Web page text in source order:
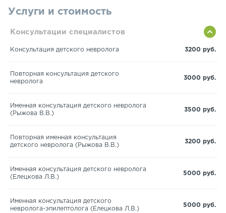
Услуги и стоимость
Консультации специалистов
Консультация детского невролога 3200 руб.
Повторная консультация детского
невролога
3000 руб.
Именная консультация детского невролога
(Рыжова В.В.)
3500 руб.
Повторная именная консультация
детского невролога (Рыжова В.В.)
3200 руб.
Именная консультация детского невролога
(Елецкова Л.В.)
5000 руб.
Именная консультация детского
невролога-эпилептолога (Елецкова Л.В.)
5000 руб.